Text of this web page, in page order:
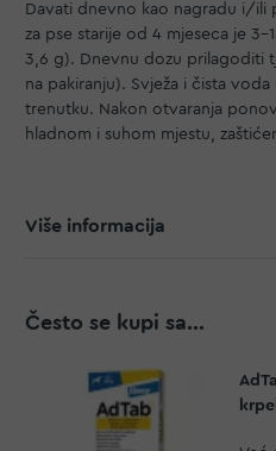
Davati dnevno kao nagradu i/ili
za pse starije od 4 mjeseca je 3-
3,6 g). Dnevnu dozu prilagoditi
na pakiranju). Svježa i čista
trenutku. Nakon otvaranja
hladnom i suhom mjestu,
Više informacija
Često se kupi sa...